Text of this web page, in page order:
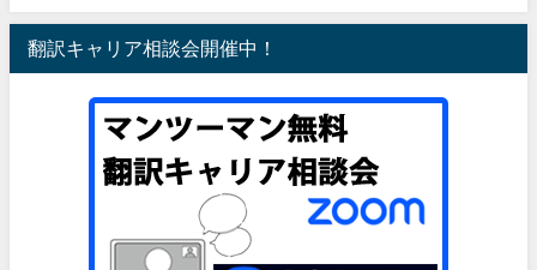
翻訳キャリア相談会開催中！